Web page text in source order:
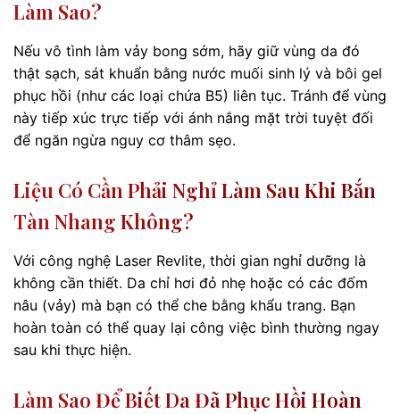
Làm Sao?
Nếu vô tình làm vảy bong sớm, hãy giữ vùng da đó
thật sạch, sát khuẩn bằng nước muối sinh lý và bôi gel
phục hồi (như các loại chứa B5) liên tục. Tránh để vùng
này tiếp xúc trực tiếp với ánh nắng mặt trời tuyệt đối
để ngăn ngừa nguy cơ thâm sẹo.
Liệu Có Cần Phải Nghỉ Làm Sau Khi Bắn
Tàn Nhang Không?
Với công nghệ Laser Revlite, thời gian nghỉ dưỡng là
không cần thiết. Da chỉ hơi đỏ nhẹ hoặc có các đốm
nâu (vảy) mà bạn có thể che bằng khẩu trang. Bạn
hoàn toàn có thể quay lại công việc bình thường ngay
sau khi thực hiện.
Làm Sao Để Biết Da Đã Phục Hồi Hoàn